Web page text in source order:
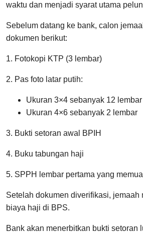
waktu dan menjadi syarat utama
Sebelum datang ke bank, calon
dokumen berikut:
1. Fotokopi KTP (3 lembar)
2. Pas foto latar putih:
Ukuran 3×4 sebanyak 12 lembar
Ukuran 4×6 sebanyak 2 lembar
3. Bukti setoran awal BPIH
4. Buku tabungan haji
5. SPPH lembar pertama yang
Setelah dokumen diverifikasi, jemaah
biaya haji di BPS.
Bank akan menerbitkan bukti setoran